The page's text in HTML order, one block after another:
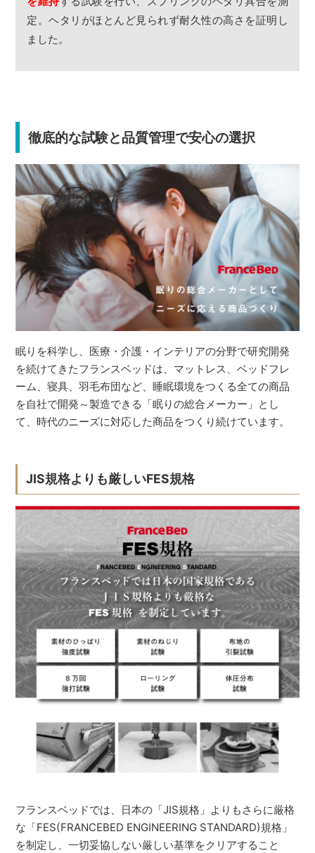
定。ヘタリがほとんど見られず耐久性の高さを証明し
ました。
徹底的な試験と品質管理で安心の選択
眠りを科学し、医療・介護・インテリアの分野で研究開発
を続けてきたフランスベッドは、マットレス、ベッドフレ
ーム、寝具、羽毛布団など、睡眠環境をつくる全ての商品
を自社で開発～製造できる「眠りの総合メーカー」とし
て、時代のニーズに対応した商品をつくり続けています。
JIS規格よりも厳しいFES規格
フランスベッドでは、日本の「JIS規格」よりもさらに厳格
な「FES(FRANCEBED ENGINEERING STANDARD)規格」
を制定し、一切妥協しない厳しい基準をクリアすること